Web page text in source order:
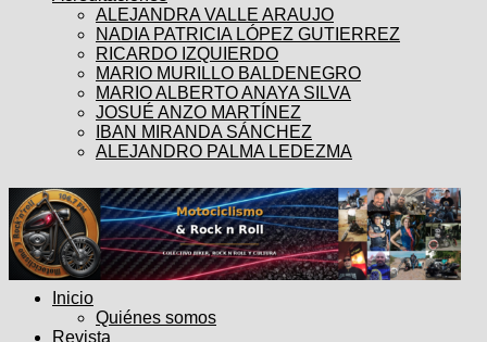
ALEJANDRA VALLE ARAUJO
NADIA PATRICIA LÓPEZ GUTIERREZ
RICARDO IZQUIERDO
MARIO MURILLO BALDENEGRO
MARIO ALBERTO ANAYA SILVA
JOSUÉ ANZO MARTÍNEZ
IBAN MIRANDA SÁNCHEZ
ALEJANDRO PALMA LEDEZMA
Inicio
Quiénes somos
Revista